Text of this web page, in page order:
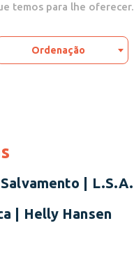
temos para lhe oferecer.
Ordenação
| L.S.A.
| Helly Hansen